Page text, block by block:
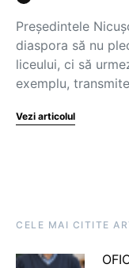
Preşedintele
diaspora să nu
liceului, ci să
exemplu,
Vezi articolul
CELE MAI CITITE